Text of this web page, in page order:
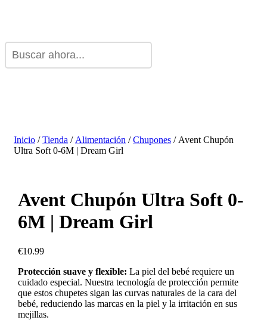
Inicio /Tienda / Alimentación /Chupones / Avent Chupón
Ultra Soft 0-6M | Dream Girl
Avent Chupón Ultra Soft 0-
6M | Dream Girl
€10.99
Protección suave y flexible: La piel del bebé requiere un
cuidado especial. Nuestra tecnología de protección permite
que estos chupetes sigan las curvas naturales de la cara del
bebé, reduciendo las marcas en la piel y la irritación en sus
mejillas.